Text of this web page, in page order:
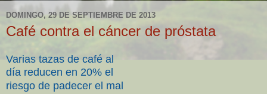
DOMINGO, 29 DE SEPTIEMBRE DE 2013
Café contra el cáncer de próstata
Varias tazas de café al
día reducen en 20% el
riesgo de padecer el mal